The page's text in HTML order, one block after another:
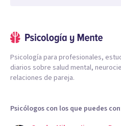
Psicología para profesionales,
diarios sobre salud mental,
relaciones de pareja.
Psicólogos con los que puedes